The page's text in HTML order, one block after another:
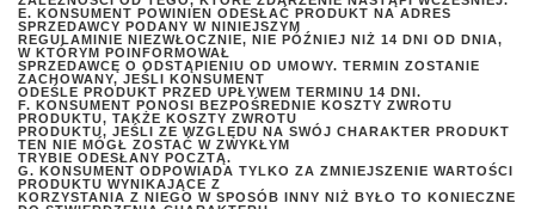
E. KONSUMENT POWINIEN ODESŁAĆ PRODUKT NA ADRES
SPRZEDAWCY PODANY W NINIEJSZYM
REGULAMINIE NIEZWŁOCZNIE, NIE PÓŹNIEJ NIŻ 14 DNI OD DNIA,
W KTÓRYM POINFORMOWAŁ
SPRZEDAWCĘ O ODSTĄPIENIU OD UMOWY. TERMIN ZOSTANIE
ZACHOWANY, JEŚLI KONSUMENT
ODEŚLE PRODUKT PRZED UPŁYWEM TERMINU 14 DNI.
F. KONSUMENT PONOSI BEZPOŚREDNIE KOSZTY ZWROTU
PRODUKTU, TAKŻE KOSZTY ZWROTU
PRODUKTU, JEŚLI ZE WZGLĘDU NA SWÓJ CHARAKTER PRODUKT
TEN NIE MÓGŁ ZOSTAĆ W ZWYKŁYM
TRYBIE ODESŁANY POCZTĄ.
G. KONSUMENT ODPOWIADA TYLKO ZA ZMNIEJSZENIE WARTOŚCI
PRODUKTU WYNIKAJĄCE Z
KORZYSTANIA Z NIEGO W SPOSÓB INNY NIŻ BYŁO TO KONIECZNE